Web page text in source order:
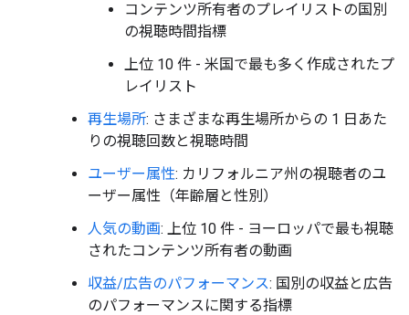
コンテンツ所有者のプレイリストの国別
の視聴時間指標
上位 10 件 - 米国で最も多く作成されたプ
レイリスト
再生場所: さまざまな再生場所からの 1 日あた
りの視聴回数と視聴時間
ユーザー属性: カリフォルニア州の視聴者のユ
ーザー属性（年齢層と性別）
人気の動画: 上位 10 件 - ヨーロッパで最も視聴
されたコンテンツ所有者の動画
収益/広告のパフォーマンス: 国別の収益と広告
のパフォーマンスに関する指標